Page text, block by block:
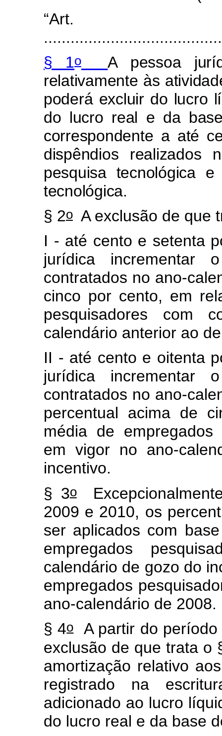
§ 1o
A pessoa
relativamente às
poderá excluir do lucro
do lucro real e da
correspondente a até
dispêndios realizados
pesquisa tecnológica
tecnológica.
§ 2o A exclusão de que
I - até cento e setenta
jurídica incrementar
contratados no ano-
cinco por cento, em
pesquisadores com
calendário anterior ao
II - até cento e oitenta
jurídica incrementar
contratados no ano-
percentual acima de
média de empregados
em vigor no ano-
incentivo.
§ 3o
2009 e 2010, os
ser aplicados com
empregados
calendário de gozo do
empregados
ano-calendário de 2008.
§ 4oA partir do período
exclusão de que trata o
amortização relativo
registrado na
adicionado ao lucro
do lucro real e da base